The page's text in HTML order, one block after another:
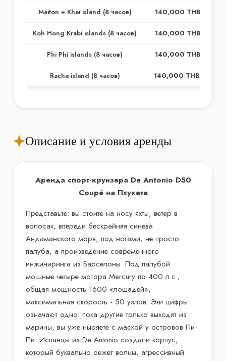
Maiton + Khai island (8 часов) 140,000 THB
Koh Hong Krabi islands (8 часов) 140,000 THB
Phi Phi islands (8 часов) 140,000 THB
Racha island (8 часов) 140,000 THB
Описание и условия аренды
Аренда спорт-круизера De Antonio D50
Coupé на Пхукете
Представьте: вы стоите на носу яхты, ветер в
волосах, впереди бескрайняя синева
Андаманского моря, под ногами, не просто
палуба, а произведение современного
инжиниринга из Барселоны. Под палубой
мощные четыре мотора Mercury по 400 л.с.,
общая мощность 1600 «лошадей»,
максимальная скорость - 50 узлов. Эти цифры
означают одно: пока другие только выходят из
марины, вы уже ныряете с маской у островов Пи-
Пи. Испанцы из De Antonio создали корпус,
который буквально режет волны, агрессивный